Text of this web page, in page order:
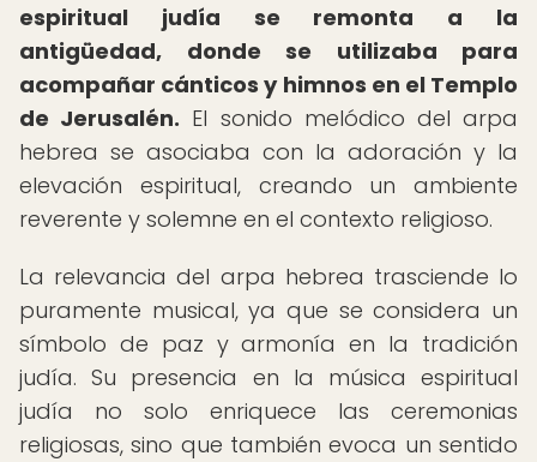
espiritual judía se remonta a la
antigüedad, donde se utilizaba para
acompañar cánticos y himnos en el Templo
de Jerusalén. El sonido melódico del arpa
hebrea se asociaba con la adoración y la
elevación espiritual, creando un ambiente
reverente y solemne en el contexto religioso.
La relevancia del arpa hebrea trasciende lo
puramente musical, ya que se considera un
símbolo de paz y armonía en la tradición
judía. Su presencia en la música espiritual
judía no solo enriquece las ceremonias
religiosas, sino que también evoca un sentido